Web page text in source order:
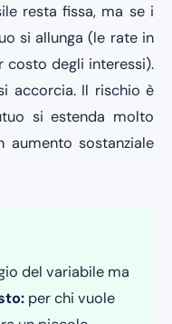
resta fissa, ma se i
si allunga (le rate in
costo degli interessi).
accorcia. Il rischio è
si estenda molto
sostanziale
del variabile ma
per chi vuole